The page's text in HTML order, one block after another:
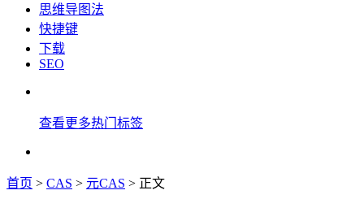
思维导图法
快捷键
下载
SEO
查看更多热门标签
首页 > CAS > 元CAS > 正文